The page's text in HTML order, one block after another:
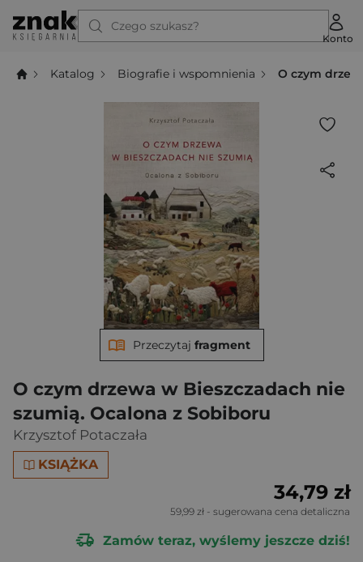
Czego szukasz?
Konto
Katalog Biografie i wspomnienia O czym
O czym drzewa w Bieszczadach nie
szumią. Ocalona z Sobiboru
Krzysztof Potaczała
KSIĄŻKA
Przeczytaj fragment
34,79 zł
59,99 zł - sugerowana cena detaliczna
Zamów teraz, wyślemy jeszcze dziś!